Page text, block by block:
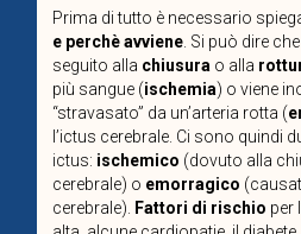
Prima di tutto è necessario
e perchè avviene. Si può dire
seguito alla chiusura o alla
più sangue (ischemia) o viene
“stravasato” da un’arteria rotta (
l’ictus cerebrale. Ci sono quindi
ictus: ischemico (dovuto alla
cerebrale) o emorragico
cerebrale).
Fattori di rischio per